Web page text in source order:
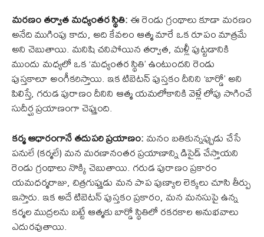
మరణం తర్వాత మధ్యంతర స్థితి:ఈ రెండు గ్రంథాలు కూడా మరణం
అనేది ముగింపు కాదు, అది కేవలం ఆత్మ మారే ఒక రూపం మాత్రమే
అని చెబుతాయి. మనిషి చనిపోయిన తర్వాత, మళ్లీ పుట్టడానికి
ముందు మధ్యలో ఒక ‘మధ్యంతర స్థితి’ ఉంటుందని రెండు
పుస్తకాలూ అంగీకరిస్తాయి. ఇక టిబెటన్ పుస్తకం దీనిని ‘బార్డో’ అని
పిలిస్తే, గరుడ పురాణం దీనిని ఆత్మ యమలోకానికి వెళ్లే లోపు సాగించే
సుదీర్ఘ ప్రయాణంగా చెప్తుంది.
కర్మ ఆధారంగానే తదుపరి ప్రయాణం:మనం బతికున్నప్పుడు చేసే
పనులే (కర్మలే) మన మరణానంతర ప్రయాణాన్ని డిసైడ్ చేస్తాయని
రెండు గ్రంథాలు నొక్కి చెబుతాయి. గరుడ పురాణం ప్రకారం
యమధర్మరాజు, చిత్రగుప్తుడు మన పాప పుణ్యాల లెక్కలు చూసి తీర్పు
ఇస్తారు. ఇక అదే టిబెటన్ పుస్తకం ప్రకారం, మన మనసుపై ఉన్న
కర్మల ముద్రలను బట్టే ఆత్మకు బార్డో స్థితిలో రకరకాల అనుభవాలు
ఎదురవుతాయి.